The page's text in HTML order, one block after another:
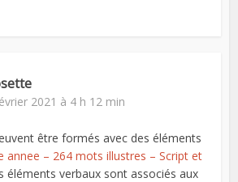
2021 à 4 h 12 min
être formés avec des éléments
annee – 264 mots illustres – Script et
éléments verbaux sont associés aux